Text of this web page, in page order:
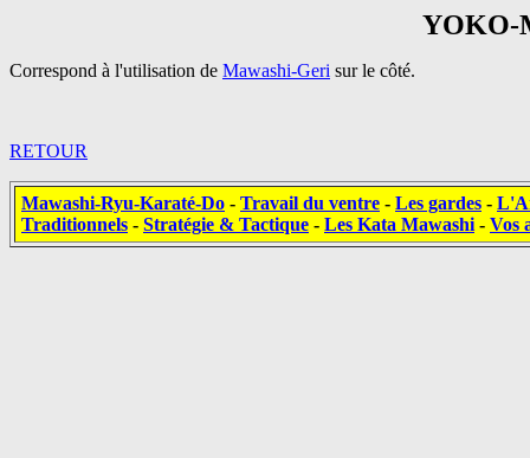
YOKO-
Correspond à l'utilisation de Mawashi-Geri sur le côté.
RETOUR
Mawashi-Ryu-Karaté-Do - Travail du ventre - Les gardes -
Traditionnels - Stratégie & Tactique - Les Kata Mawashi - Vos